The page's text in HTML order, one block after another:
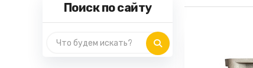
Поиск по сайту